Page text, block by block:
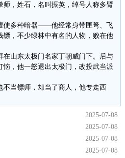
师，姓石，名叫振英，绰号人称多臂
使多种暗器——他经常身带匣弩、飞
镖，不少绿林中有名的人物，败在他
在山东太极门名家丁朝威门下。后与
恼，他一怒退出太极门，改投武当派
不当镖师，却当了商人，他专走西
2025-07-08
2025-07-08
2025-07-08
2025-07-08